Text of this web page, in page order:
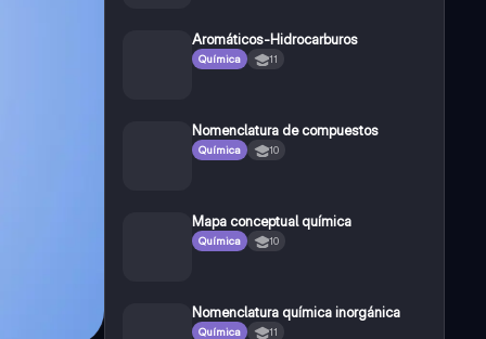
Aromáticos-Hidrocarburos
Química 11
Nomenclatura de compuestos
Química 10
Mapa conceptual química
Química 10
Nomenclatura química inorgánica
Química 11